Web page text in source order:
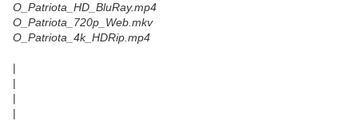
O_Patriota_HD_BluRay.mp4
O_Patriota_720p_Web.mkv
O_Patriota_4k_HDRip.mp4
|
|
|
|